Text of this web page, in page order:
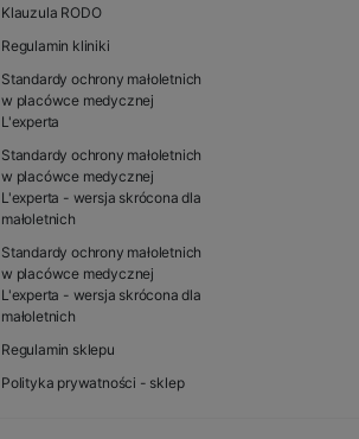
Klauzula RODO
Regulamin kliniki
Standardy ochrony małoletnich
w placówce medycznej
L'experta
Standardy ochrony małoletnich
w placówce medycznej
L'experta - wersja skrócona dla
małoletnich
Standardy ochrony małoletnich
w placówce medycznej
L'experta - wersja skrócona dla
małoletnich
Regulamin sklepu
Polityka prywatności - sklep